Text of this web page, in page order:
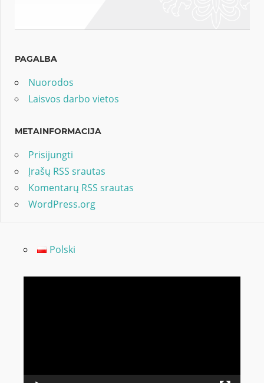
PAGALBA
Nuorodos
Laisvos darbo vietos
METAINFORMACIJA
Prisijungti
Įrašų RSS srautas
Komentarų RSS srautas
WordPress.org
Polski